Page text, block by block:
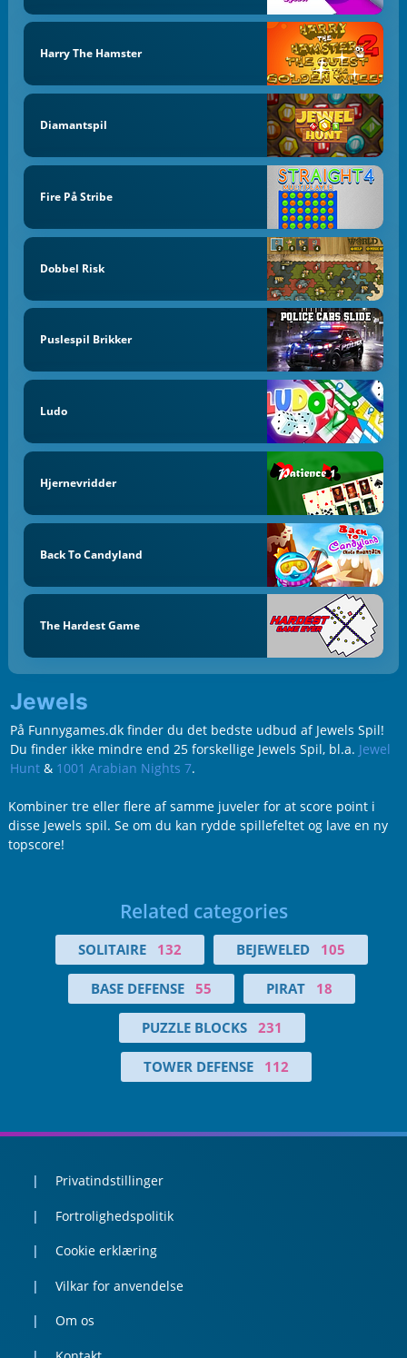
Harry The Hamster
Diamantspil
Fire På Stribe
Dobbel Risk
Puslespil Brikker
Ludo
Hjernevridder
Back To Candyland
The Hardest Game
Jewels
På Funnygames.dk finder du det bedste udbud af Jewels Spil!
Du finder ikke mindre end 25 forskellige Jewels Spil, bl.a. Jewel
Hunt& 1001 Arabian Nights 7.
Kombiner tre eller flere af samme juveler for at score point i
disse Jewels spil. Se om du kan rydde spillefeltet og lave en ny
topscore!
Related categories
SOLITAIRE 132 BEJEWELED 105
BASE DEFENSE 55 PIRAT 18
PUZZLE BLOCKS 231
TOWER DEFENSE 112
Privatindstillinger
Fortrolighedspolitik
Cookie erklæring
Vilkar for anvendelse
Om os